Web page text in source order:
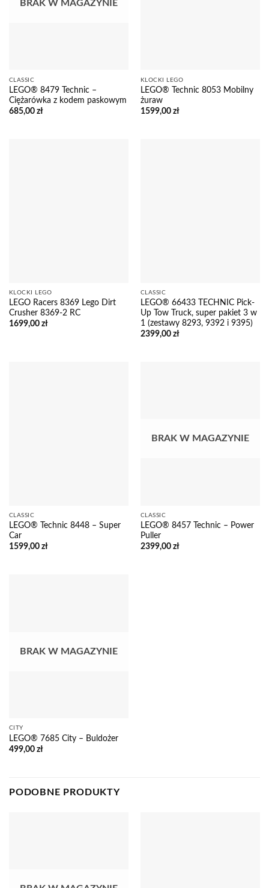
BRAK W MAGAZYNIE
CLASSIC
LEGO® 8479 Technic –
Ciężarówka z kodem paskowym
685,00 zł
KLOCKI LEGO
LEGO® Technic 8053 Mobilny
żuraw
1599,00 zł
KLOCKI LEGO
LEGO Racers 8369 Lego Dirt
Crusher 8369-2 RC
1699,00 zł
CLASSIC
LEGO® 66433 TECHNIC Pick-
Up Tow Truck, super pakiet 3 w
1 (zestawy 8293, 9392 i 9395)
2399,00 zł
CLASSIC
LEGO® Technic 8448 – Super
Car
1599,00 zł
BRAK W MAGAZYNIE
CLASSIC
LEGO® 8457 Technic – Power
Puller
2399,00 zł
BRAK W MAGAZYNIE
CITY
LEGO® 7685 City – Buldożer
499,00 zł
PODOBNE PRODUKTY